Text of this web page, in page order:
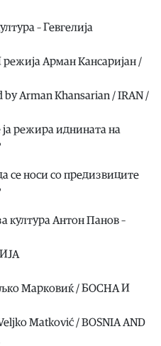
– Гевгелија
Арман Кансаријан /
by Arman Khansarian / IRAN /
ја режира иднината на
се носи со предизвиците
култура Антон Панов –
Марковиќ / БОСНА И
Matković / BOSNIA AND